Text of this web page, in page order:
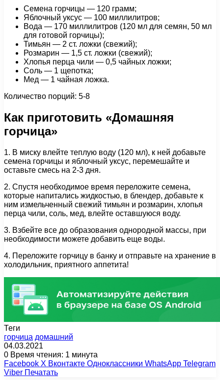
Семена горчицы — 120 грамм;
Яблочный уксус — 100 миллилитров;
Вода — 170 миллилитров (120 мл для семян, 50 мл
для готовой горчицы);
Тимьян — 2 ст. ложки (свежий);
Розмарин — 1,5 ст. ложки (свежий);
Хлопья перца чили — 0,5 чайных ложки;
Соль — 1 щепотка;
Мед — 1 чайная ложка.
Количество порций: 5-8
Как приготовить «Домашняя
горчица»
1. В миску влейте теплую воду (120 мл), к ней добавьте
семена горчицы и яблочный уксус, перемешайте и
оставьте смесь на 2-3 дня.
2. Спустя необходимое время переложите семена,
которые напитались жидкостью, в блендер, добавьте к
ним измельченный свежий тимьян и розмарин, хлопья
перца чили, соль, мед, влейте оставшуюся воду.
3. Взбейте все до образования однородной массы, при
необходимости можете добавить еще воды.
4. Переложите горчицу в банку и отправьте на хранение в
холодильник, приятного аппетита!
Теги
горчица домашний
04.03.2021
0 Время чтения: 1 минута
Facebook X Вконтакте Одноклассники WhatsApp Telegram
Viber Печатать